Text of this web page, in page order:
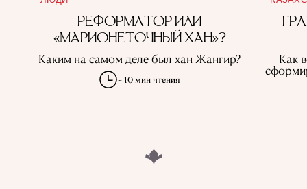
РЕФОРМАТОР ИЛИ
«МАРИОНЕТОЧНЫЙ ХАН»?
Каким на самом деле был хан Жангир?
~ 10 мин чтения
Как